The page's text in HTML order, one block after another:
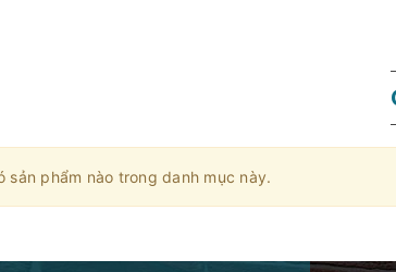
sản phẩm nào trong danh mục này.